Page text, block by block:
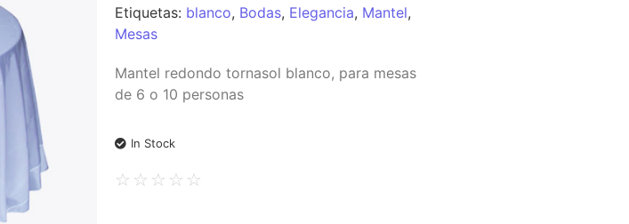
Etiquetas: blanco, Bodas, Elegancia, Mantel,
Mesas
Mantel redondo tornasol blanco, para mesas
de 6 o 10 personas
In Stock
☆ ☆ ☆ ☆ ☆